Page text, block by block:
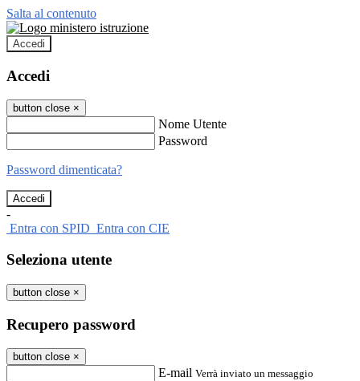
Salta al contenuto
Accedi
Accedi
button close ×
Nome Utente
Password
Password dimenticata?
-
Entra con SPID Entra con CIE
Seleziona utente
button close ×
Recupero password
button close ×
E-mail Verrà inviato un messaggio